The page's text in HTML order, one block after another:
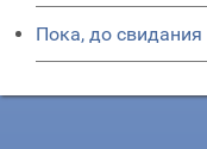
Пока, до свидания